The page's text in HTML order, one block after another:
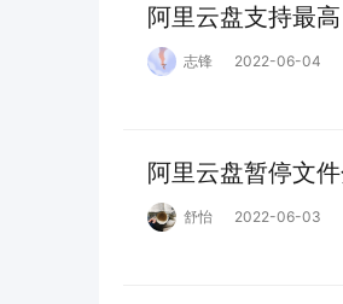
阿里云盘支持最
志锋 2022-06-04
阿里云盘暂停文
舒怡 2022-06-03